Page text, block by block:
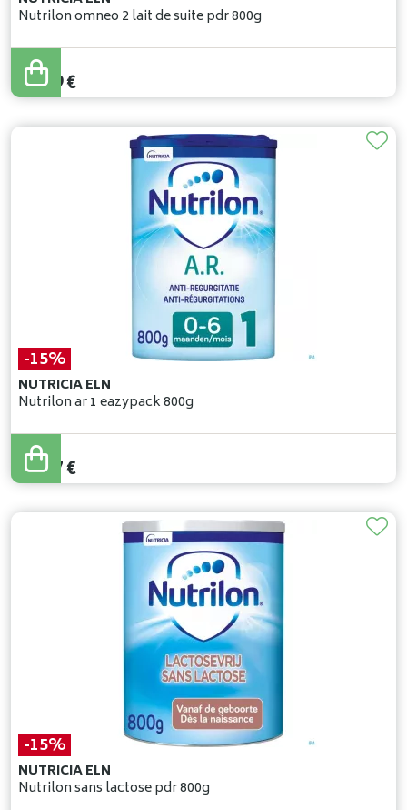
Nutrilon omneo 2 lait de suite pdr 800g
27,99
25,19€
-15%
NUTRICIA ELN
Nutrilon ar 1 eazypack 800g
27,49
23,37€
-15%
NUTRICIA ELN
Nutrilon sans lactose pdr 800g